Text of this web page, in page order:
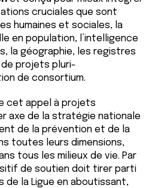
cruciales que sont
humaines et sociales, la
en population, l’intelligence
la géographie, les registres
projets pluri-
de consortium.
cet appel à projets
axe de la stratégie nationale
de la prévention et de la
toutes leurs dimensions,
tous les milieux de vie. Par
de soutien doit tirer parti
la Ligue en aboutissant,